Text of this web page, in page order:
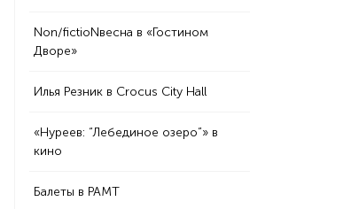
Non/fictioNвесна в «Гостином
Дворе»
Илья Резник в Crocus City Hall
«Нуреев: “Лебединое озеро”» в
кино
Балеты в РАМТ